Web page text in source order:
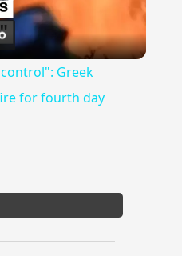
Video
Greek
for fourth day